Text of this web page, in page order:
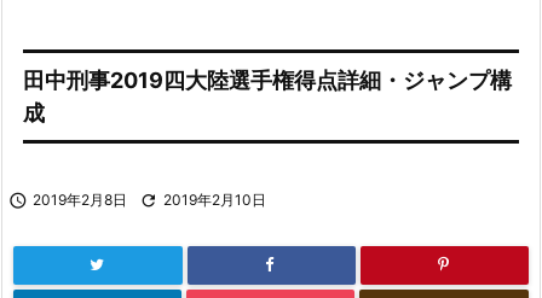
田中刑事2019四大陸選手権得点詳細・ジャンプ構
成
 2019年2月8日  2019年2月10日